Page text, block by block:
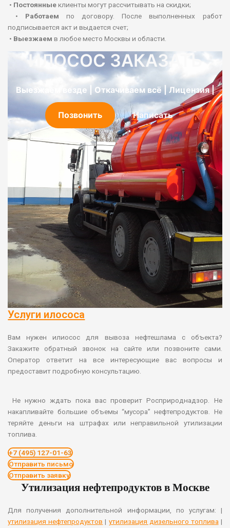
• Постоянныеклиенты могут рассчитывать на скидки;
• Работаем по договору. После выполненных работ
подписывается акт и выдается счет;
• Выезжаем в любое место Москвы и области.
ИЛОСОС ЗАКАЗАТЬ
Выезжаем везде | Откачиваем всё | Лицензия |
Позвонить Написать
Услуги илососа
Вам нужен илиосос для вывоза нефтешлама с объекта?
Закажите обратный звонок на сайте или позвоните сами.
Оператор ответит на все интересующие вас вопросы и
предоставит подробную консультацию.
Не нужно ждать пока вас проверит Росприроднадзор. Не
накапливайте большие объемы “мусора” нефтепродуктов. Не
теряйте деньги на штрафах или неправильной утилизации
топлива.
+7 (495) 127-01-63
Отправить письмо
Отправить заявку
Утилизация нефтепродуктов в Москве
Для получения дополнительной информации, по услугам: |
утилизация нефтепродуктов | утилизация дизельного топлива |